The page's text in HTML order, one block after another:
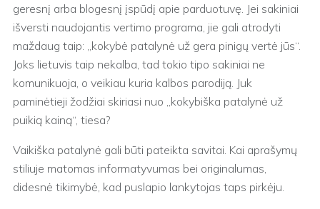
geresnį arba blogesnį įspūdį apie parduotuvę. Jei sakiniai
išversti naudojantis vertimo programa, jie gali atrodyti
maždaug taip: „kokybė patalynė už gera pinigų vertė jūs“.
Joks lietuvis taip nekalba, tad tokio tipo sakiniai ne
komunikuoja, o veikiau kuria kalbos parodiją. Juk
paminėtieji žodžiai skiriasi nuo „kokybiška patalynė už
puikią kainą“, tiesa?
Vaikiška patalynė gali būti pateikta savitai. Kai aprašymų
stiliuje matomas informatyvumas bei originalumas,
didesnė tikimybė, kad puslapio lankytojas taps pirkėju.